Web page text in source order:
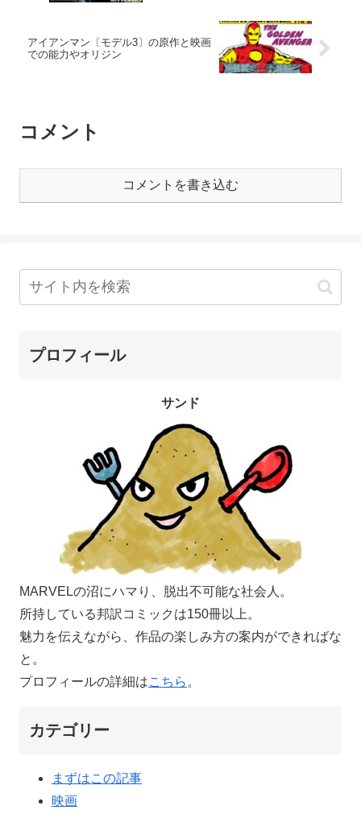
アイアンマン〔モデル3〕の原作と映画
での能力やオリジン
コメント
コメントを書き込む
プロフィール
サンド
MARVELの沼にハマり、脱出不可能な社会人。
所持している邦訳コミックは150冊以上。
魅力を伝えながら、作品の楽しみ方の案内ができればな
と。
プロフィールの詳細はこちら 。
カテゴリー
まずはこの記事
映画